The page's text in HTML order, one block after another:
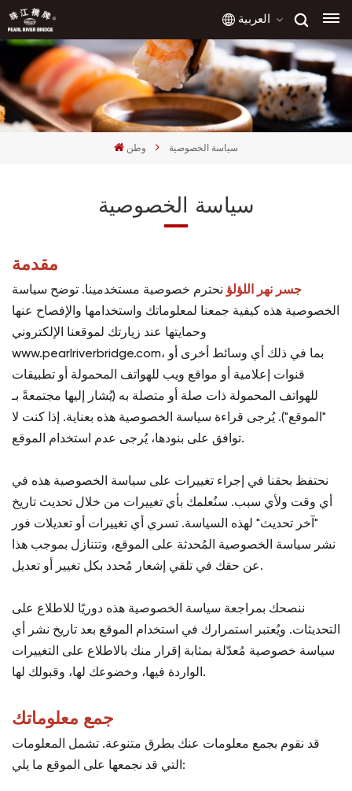
العربية
English
français
español
وطن سياسة الخصوصية
سياسة الخصوصية
مقدمة
جسر نهر اللؤلؤ نحترم خصوصية مستخدمينا. توضح سياسة
الخصوصية هذه كيفية جمعنا لمعلوماتك واستخدامها والإفصاح عنها
وحمايتها عند زيارتك لموقعنا الإلكتروني
www.pearlriverbridge.com، بما في ذلك أي وسائط أخرى أو
قنوات إعلامية أو مواقع ويب للهواتف المحمولة أو تطبيقات
للهواتف المحمولة ذات صلة أو متصلة به (يُشار إليها مجتمعةً بـ
"الموقع"). يُرجى قراءة سياسة الخصوصية هذه بعناية. إذا كنت لا
توافق على بنودها، يُرجى عدم استخدام الموقع.
نحتفظ بحقنا في إجراء تغييرات على سياسة الخصوصية هذه في
أي وقت ولأي سبب. سنُعلمك بأي تغييرات من خلال تحديث تاريخ
"آخر تحديث" لهذه السياسة. تسري أي تغييرات أو تعديلات فور
نشر سياسة الخصوصية المُحدثة على الموقع، وتتنازل بموجب هذا
عن حقك في تلقي إشعار مُحدد بكل تغيير أو تعديل.
ننصحك بمراجعة سياسة الخصوصية هذه دوريًا للاطلاع على
التحديثات. ويُعتبر استمرارك في استخدام الموقع بعد تاريخ نشر أي
سياسة خصوصية مُعدّلة بمثابة إقرار منك بالاطلاع على التغييرات
الواردة فيها، وخضوعك لها، وقبولك لها.
جمع معلوماتك
قد نقوم بجمع معلومات عنك بطرق متنوعة. تشمل المعلومات
التي قد نجمعها على الموقع ما يلي: